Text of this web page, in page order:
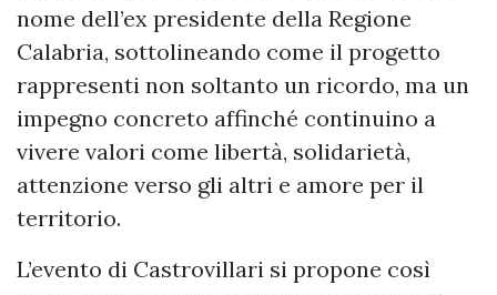
nome dell’ex presidente della Regione
Calabria, sottolineando come il progetto
rappresenti non soltanto un ricordo, ma un
impegno concreto affinché continuino a
vivere valori come libertà, solidarietà,
attenzione verso gli altri e amore per il
territorio.
L’evento di Castrovillari si propone così